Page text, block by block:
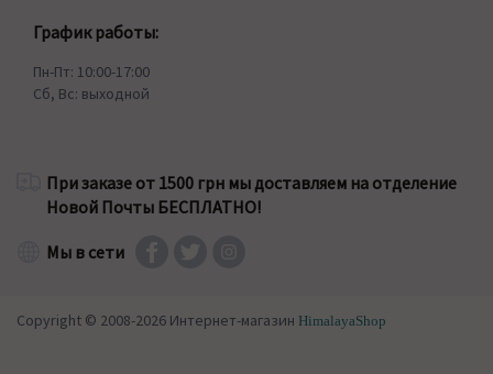
График работы:
Пн-Пт: 10:00-17:00
Сб, Вс: выходной
При заказе от 1500 грн мы доставляем на отделение
Новой Почты БЕСПЛАТНО!
Мы в сети
Copyright © 2008-2026 Интернет-магазин HimalayaShop